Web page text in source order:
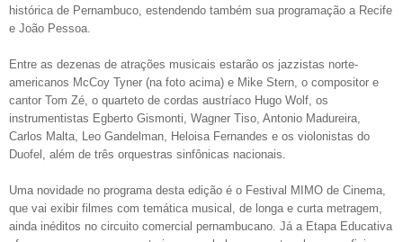
histórica de Pernambuco, estendendo também sua programação a Recife
e João Pessoa.
Entre as dezenas de atrações musicais estarão os jazzistas norte-
americanos McCoy Tyner (na foto acima) e Mike Stern, o compositor e
cantor Tom Zé, o quarteto de cordas austríaco Hugo Wolf, os
instrumentistas Egberto Gismonti, Wagner Tiso, Antonio Madureira,
Carlos Malta, Leo Gandelman, Heloisa Fernandes e os violonistas do
Duofel, além de três orquestras sinfônicas nacionais.
Uma novidade no programa desta edição é o Festival MIMO de Cinema,
que vai exibir filmes com temática musical, de longa e curta metragem,
ainda inéditos no circuito comercial pernambucano. Já a Etapa Educativa